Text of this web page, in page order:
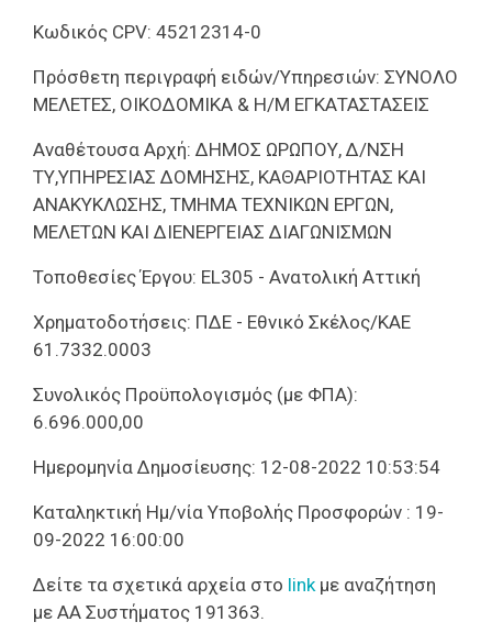
Κωδικός CPV: 45212314-0
Πρόσθετη περιγραφή ειδών/Υπηρεσιών: ΣΥΝΟΛΟ
ΜΕΛΕΤΕΣ, ΟΙΚΟΔΟΜΙΚΑ & Η/Μ ΕΓΚΑΤΑΣΤΑΣΕΙΣ
Αναθέτουσα Αρχή: ΔΗΜΟΣ ΩΡΩΠΟΥ, Δ/ΝΣΗ
ΤΥ,ΥΠΗΡΕΣΙΑΣ ΔΟΜΗΣΗΣ, ΚΑΘΑΡΙΟΤΗΤΑΣ ΚΑΙ
ΑΝΑΚΥΚΛΩΣΗΣ, ΤΜΗΜΑ ΤΕΧΝΙΚΩΝ ΕΡΓΩΝ,
ΜΕΛΕΤΩΝ ΚΑΙ ΔΙΕΝΕΡΓΕΙΑΣ ΔΙΑΓΩΝΙΣΜΩΝ
Τοποθεσίες Έργου: EL305 - Ανατολική Αττική
Χρηματοδοτήσεις: ΠΔΕ - Εθνικό Σκέλος/ΚΑΕ
61.7332.0003
Συνολικός Προϋπολογισμός (με ΦΠΑ):
6.696.000,00
Ημερομηνία Δημοσίευσης: 12-08-2022 10:53:54
Καταληκτική Ημ/νία Υποβολής Προσφορών : 19-
09-2022 16:00:00
Δείτε τα σχετικά αρχεία στο linkμε αναζήτηση
με ΑA Συστήματος 191363.